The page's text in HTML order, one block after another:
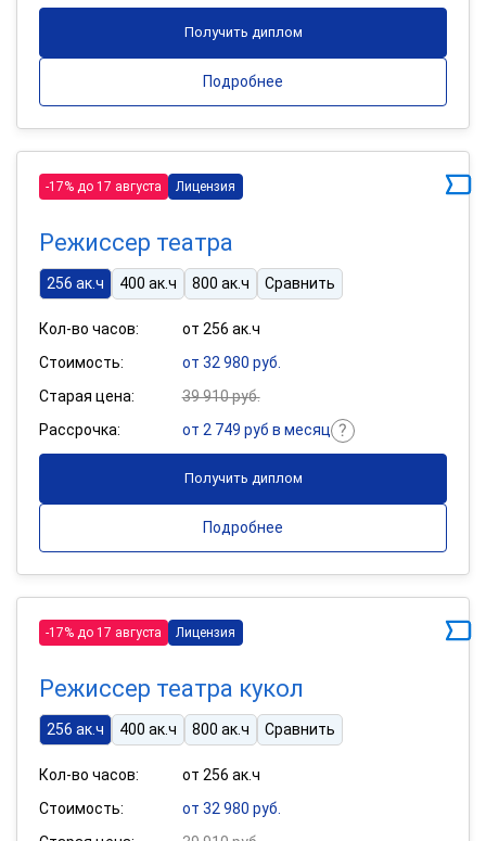
Получить диплом
Подробнее
-17% до 17 августа Лицензия
Режиссер театра
256 ак.ч 400 ак.ч 800 ак.ч Сравнить
Кол-во часов:
от 256 ак.ч
Стоимость:
от 32 980 руб.
Старая цена:
39 910 руб.
Рассрочка:
от 2 749 руб в месяц
Получить диплом
Подробнее
-17% до 17 августа Лицензия
Режиссер театра кукол
256 ак.ч 400 ак.ч 800 ак.ч Сравнить
Кол-во часов:
от 256 ак.ч
Стоимость:
от 32 980 руб.